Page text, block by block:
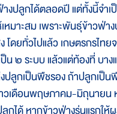
ลูกได้ตลอดปี แต่ทั้งนี้จำเป็
หมาะสม เพราะพันธุ์ข้าวฟ่า
โดยทั่วไปแล้ว เกษตรกรไท
น ๒ ระบบ แล้วแต่ท้องที่ บา
ปลูกเป็นพืชรอง ถ้าปลูกเป็
เดือนพฤษภาคม-มิถุนายน